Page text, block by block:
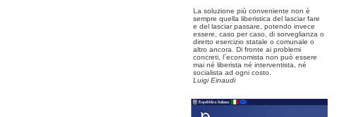
La soluzione più conveniente non è
sempre quella liberistica del lasciar fare
e del lasciar passare, potendo invece
essere, caso per caso, di sorveglianza o
diretto esercizio statale o comunale o
altro ancora. Di fronte ai problemi
concreti, l´economista non può essere
mai né liberista né interventista, né
socialista ad ogni costo.
Luigi Einaudi